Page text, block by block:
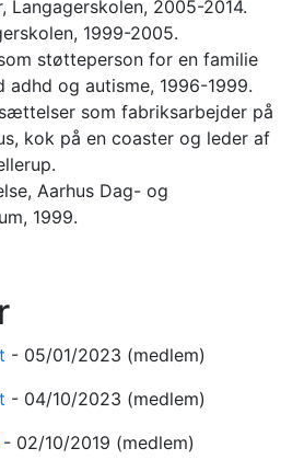
Langagerskolen, 2005-2014.
1999-2005.
støtteperson for en familie
adhd og autisme, 1996-1999.
som fabriksarbejder på
kok på en coaster og leder af
Aarhus Dag- og
1999.
- 05/01/2023 (medlem)
- 04/10/2023 (medlem)
- 02/10/2019 (medlem)